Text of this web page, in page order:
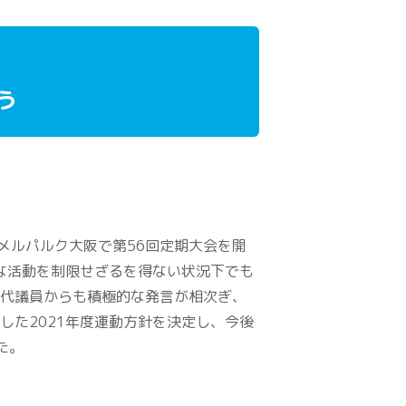
パルク大阪で第56回定期大会を開
動を制限せざるを得ない状況下でも
員からも積極的な発言が相次ぎ、
た2021年度運動方針を決定し、今後